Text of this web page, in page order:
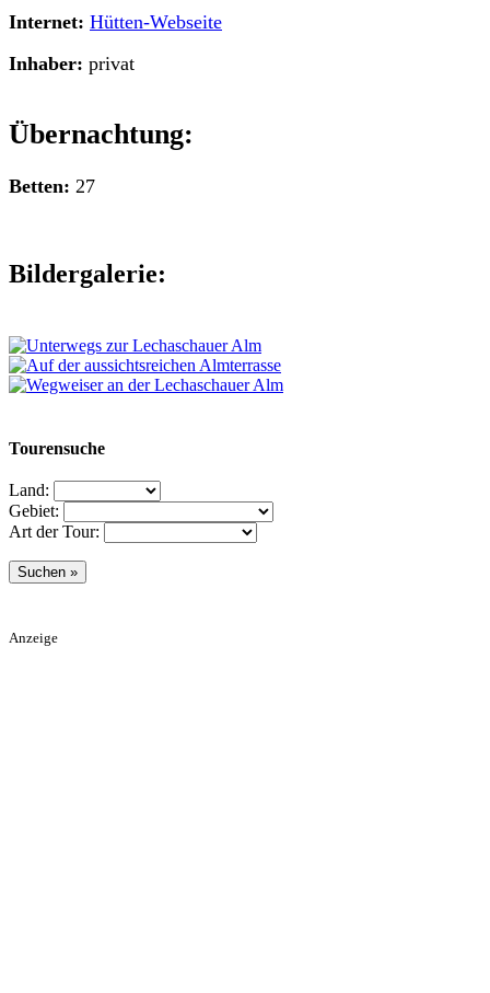
Internet: Hütten-Webseite
Inhaber: privat
Übernachtung:
Betten: 27
Bildergalerie:
Tourensuche
Land:
Gebiet:
Art der Tour:
Anzeige